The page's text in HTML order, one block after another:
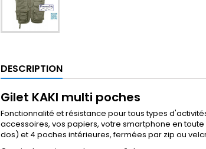
DESCRIPTION
Gilet KAKI multi poches
Fonctionnalité et résistance pour tous types
accessoires, vos papiers, votre smartphone en
dos) et 4 poches intérieures, fermées par zip ou